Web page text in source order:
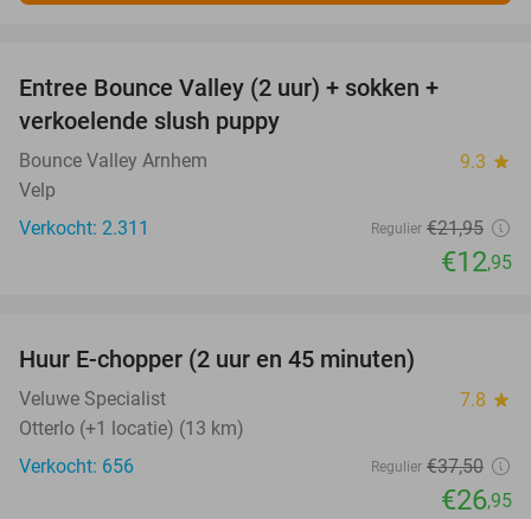
Entree Bounce Valley (2 uur) + sokken +
verkoelende slush puppy
Bounce Valley Arnhem 9.3 star
Velp
Verkocht: 2.311
Regulier €21,95
€12,95
Huur E-chopper (2 uur en 45 minuten)
Veluwe Specialist 7.8 star
Otterlo (+1 locatie) (13 km)
Verkocht: 656
Regulier €37,50
€26,95